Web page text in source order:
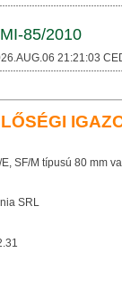
85/2010
21:21:03
SF/M típusú 80 mm
SRL